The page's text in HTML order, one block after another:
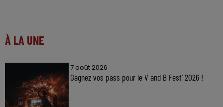
À LA UNE
7 août 2026
Gagnez vos pass pour le V and B Fest' 2026 !